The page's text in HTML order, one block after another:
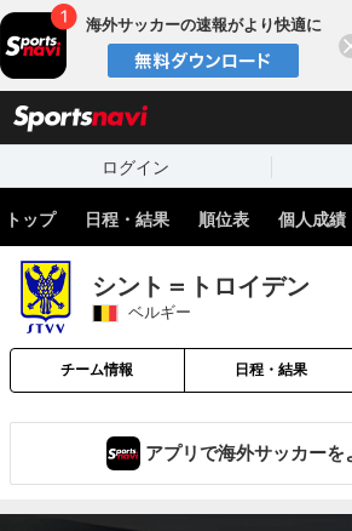
海外サッカーの速報がより快適に
ログイン
トップ 日程・結果 順位表 個人成績
シント＝トロイデン
ベルギー
チーム情報 日程・結果
アプリで海外サッカーを